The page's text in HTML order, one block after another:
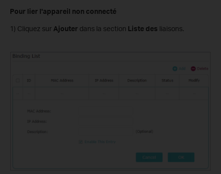
Pour lier l'appareil non connecté
1) Cliquez sur Ajouter dans la section Liste des liaisons.